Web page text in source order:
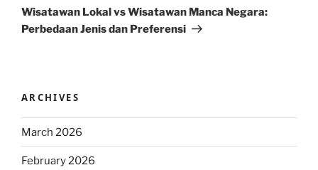
Post
Wisatawan Lokal vs Wisatawan Manca Negara:
Perbedaan Jenis dan Preferensi
ARCHIVES
March 2026
February 2026